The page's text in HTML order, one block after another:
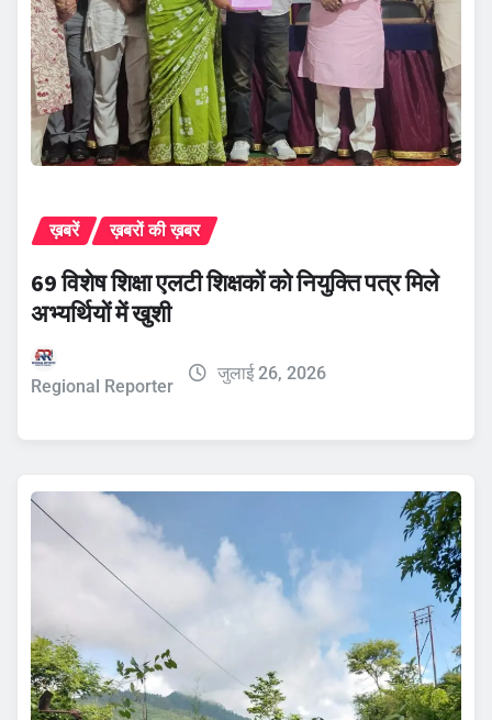
ख़बरें ख़बरों की ख़बर
69 विशेष शिक्षा एलटी शिक्षकों को नियुक्ति पत्र मिले
अभ्यर्थियों में खुशी
Regional Reporter
जुलाई 26, 2026